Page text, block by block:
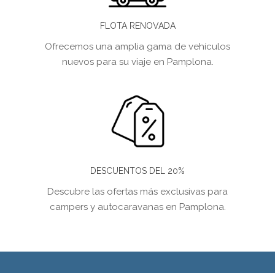
FLOTA RENOVADA
Ofrecemos una amplia gama de vehículos
nuevos para su viaje en Pamplona.
DESCUENTOS DEL 20%
Descubre las ofertas más exclusivas para
campers y autocaravanas en Pamplona.